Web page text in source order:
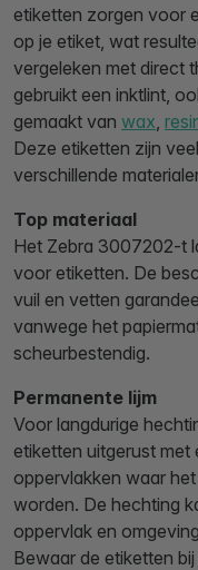
etiketten zorgen voor
op je etiket, wat
vergeleken met direct
gebruikt een inktlint,
gemaakt van wax,
Deze etiketten zijn
verschillende
Top materiaal
Het Zebra 3007202-t
voor etiketten. De
vuil en vetten
vanwege het
scheurbestendig.
Permanente lijm
Voor langdurige
etiketten uitgerust met
oppervlakken waar
worden. De hechting
oppervlak en
Bewaar de etiketten